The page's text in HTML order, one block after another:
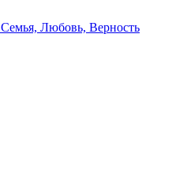
Семья, Любовь, Верность